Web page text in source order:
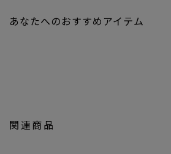
バランスの良いスタイリングに決まるベ
一枚でシンプルにさらりとスタイリング
関連商品
あなたへのおすすめアイテム